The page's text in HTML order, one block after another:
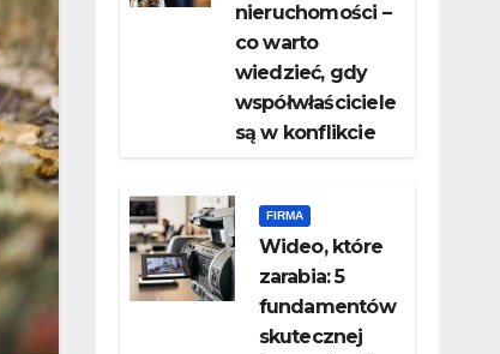
nieruchomości –
co warto
wiedzieć, gdy
współwłaściciele
są w konflikcie
FIRMA
Wideo, które
zarabia: 5
fundamentów
skutecznej